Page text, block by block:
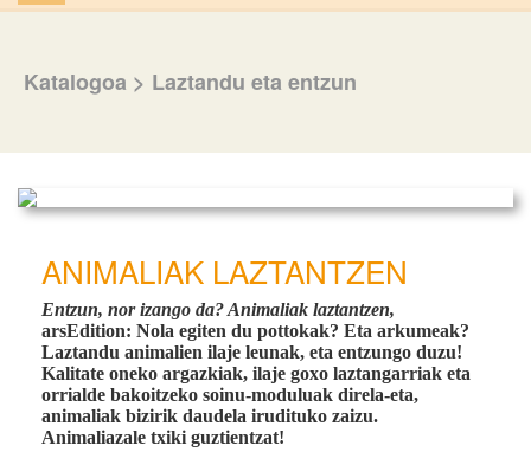
Katalogoa > Laztandu eta entzun
ANIMALIAK LAZTANTZEN
Entzun, nor izango da? Animaliak laztantzen,
arsEdition: Nola egiten du pottokak? Eta arkumeak?
Laztandu animalien ilaje leunak, eta entzungo duzu!
Kalitate oneko argazkiak, ilaje goxo laztangarriak eta
orrialde bakoitzeko soinu-moduluak direla-eta,
animaliak bizirik daudela irudituko zaizu.
Animaliazale txiki guztientzat!